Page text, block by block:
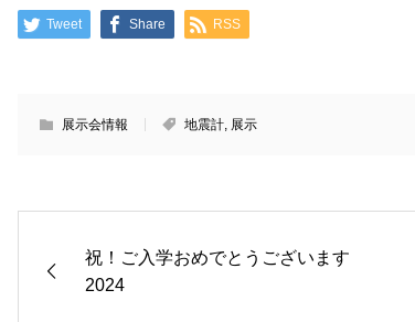
Tweet Share RSS
展示会情報 地震計, 展示
祝！ご入学おめでとうございます
2024